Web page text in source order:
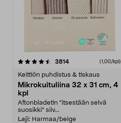
3814arvostelut (1,00/kpl)
Keittiön puhdistus & tiskaus
Mikrokuituliina 32 x 31 cm, 4
kpl
Aftonbladetin "itsestään selvä
suosikki" siiv...
Laji: Harmaa/beige
4.5viidestä